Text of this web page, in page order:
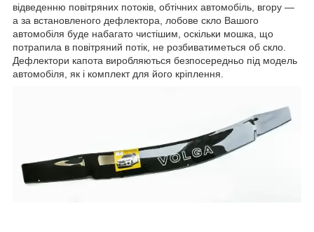
відведенню повітряних потоків, обтічних автомобіль, вгору —
а за встановленого дефлектора, лобове скло Вашого
автомобіля буде набагато чистішим, оскільки мошка, що
потрапила в повітряний потік, не розбиватиметься об скло.
Дефлектори капота виробляються безпосередньо під модель
автомобіля, як і комплект для його кріплення.